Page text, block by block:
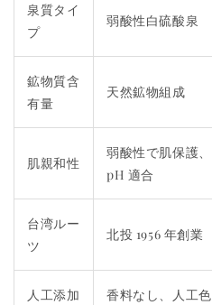
泉質タイ
プ
弱酸性白硫酸泉
鉱物質含
有量
天然鉱物組成
肌親和性
弱酸性で肌保護、
pH 適合
台湾ルー
ツ
北投 1956 年創業
人工添加
香料なし、人工色